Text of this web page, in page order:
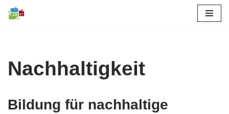
Nachhaltigkeit
Bildung für nachhaltige